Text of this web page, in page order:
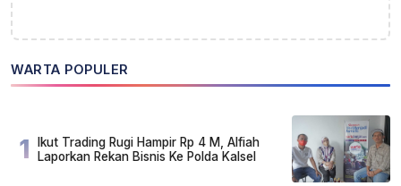
WARTA POPULER
1
Ikut Trading Rugi Hampir Rp 4 M, Alfiah
Laporkan Rekan Bisnis Ke Polda Kalsel